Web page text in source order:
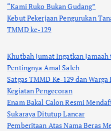
“Kami Ruko Bukan Gudang”
Kebut Pekerjaan Pengurukan
TMMD ke-129
Khutbah Jumat Ingatkan
Pentingnya Amal Saleh
Satgas TMMD Ke-129 dan
Kegiatan Pengecoran
Enam Bakal Calon Resmi
Sukaraya Ditutup Lancar
Pemberitaan Atas Nama Beras